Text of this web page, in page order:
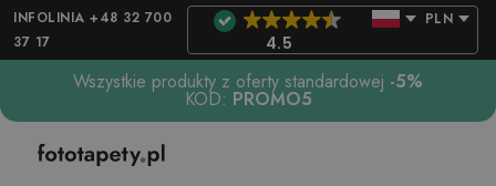
INFOLINIA +48 32 700
37 17
4.5
PLN
Wszystkie produkty z oferty standardowej -5%
KOD: PROMO5